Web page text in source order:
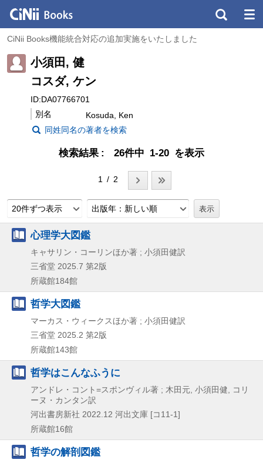
CiNii Books機能統合対応の追加実施をいたしました
小須田, 健
コスダ, ケン
ID:DA07766701
別名
Kosuda, Ken
同姓同名の著者を検索
検索結果 26件中 1-20 を表示
1 / 2
20件ずつ表示 出版年：新しい順
心理学大図鑑
キャサリン・コーリンほか著 ; 小須田健訳
三省堂 2025.7 第2版
所蔵館184館
哲学大図鑑
マーカス・ウィークスほか著 ; 小須田健訳
三省堂 2025.2 第2版
所蔵館143館
哲学はこんなふうに
アンドレ・コント=スポンヴィル著 ; 木田元, 小須田健, コリ
ーヌ・カンタン訳
河出書房新社 2022.12 河出文庫 [コ11-1]
所蔵館16館
哲学の解剖図鑑